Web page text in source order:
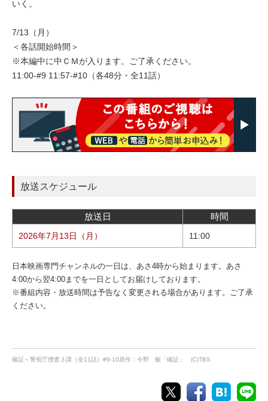
いく。
7/13（月）
＜各話開始時間＞
※本編中に中ＣＭが入ります。ご了承ください。
11:00-#9 11:57-#10（各48分・全11話）
放送スケジュール
放送日 時間
2026年7月13日（月） 11:00
日本映画専門チャンネルの一日は、あさ4時から始まります。あさ
4:00から翌4:00までを一日としてお届けしております。
※番組内容・放送時間は予告なく変更される場合があります。ご了承
ください。
確証～警視庁捜査３課（全11話）#9-10原作：今野 敏「確証」 (C)TBS